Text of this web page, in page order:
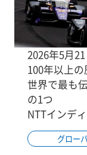
2026年5月21
100年以上
世界で最も
の1つ
NTTインデ
グロー